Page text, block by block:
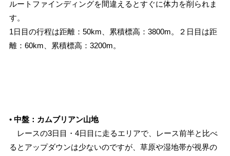
ルートファインディングを間違えるとすぐに体力を削られま
す。
1日目の行程は距離：50km、累積標高：3800m。２日目は距
離：60km、累積標高：3200m。
• 中盤：カムブリアン山地
レースの3日目・4日目に走るエリアで、レース前半と比べ
るとアップダウンは少ないのですが、草原や湿地帯が視界の